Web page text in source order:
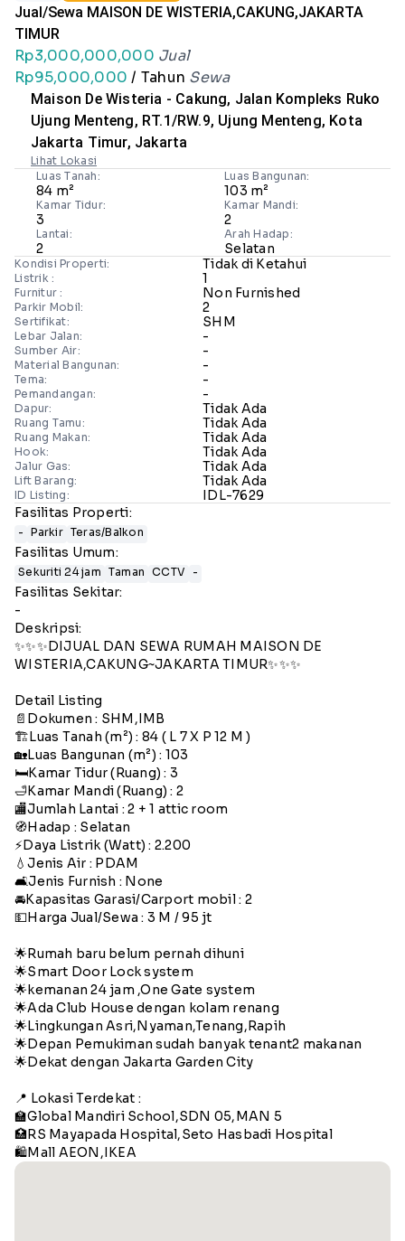
Jual/Sewa MAISON DE WISTERIA,CAKUNG,JAKARTA
TIMUR
Rp3,000,000,000 Jual
Rp95,000,000/ Tahun Sewa
Maison De Wisteria - Cakung, Jalan Kompleks Ruko
Ujung Menteng, RT.1/RW.9, Ujung Menteng, Kota
Jakarta Timur, Jakarta
Lihat Lokasi
Luas Tanah:
84 m²
Luas Bangunan:
103 m²
Kamar Tidur:
3
Kamar Mandi:
2
Lantai:
2
Arah Hadap:
Selatan
Kondisi Properti: Tidak di Ketahui
Listrik : 1
Furnitur : Non Furnished
Parkir Mobil: 2
Sertifikat: SHM
Lebar Jalan: -
Sumber Air: -
Material Bangunan: -
Tema: -
Pemandangan: -
Dapur: Tidak Ada
Ruang Tamu: Tidak Ada
Ruang Makan: Tidak Ada
Hook: Tidak Ada
Jalur Gas: Tidak Ada
Lift Barang: Tidak Ada
ID Listing:
IDL-7629
Fasilitas Properti:
- Parkir Teras/Balkon
Fasilitas Umum:
Sekuriti 24 jam Taman CCTV -
Fasilitas Sekitar:
-
Deskripsi:
✨✨✨DIJUAL DAN SEWA RUMAH MAISON DE
WISTERIA,CAKUNG~JAKARTA TIMUR✨✨✨
Detail Listing
📄Dokumen : SHM,IMB
🏗️Luas Tanah (m²) : 84 ( L 7 X P 12 M )
🏡Luas Bangunan (m²) : 103
🛏️Kamar Tidur (Ruang) : 3
🛁Kamar Mandi (Ruang) : 2
🏬Jumlah Lantai : 2 + 1 attic room
🧭Hadap : Selatan
⚡️Daya Listrik (Watt) : 2.200
💧Jenis Air : PDAM
🛋️Jenis Furnish : None
🚘Kapasitas Garasi/Carport mobil : 2
💵Harga Jual/Sewa : 3 M / 95 jt
🌟Rumah baru belum pernah dihuni
🌟Smart Door Lock system
🌟kemanan 24 jam ,One Gate system
🌟Ada Club House dengan kolam renang
🌟Lingkungan Asri,Nyaman,Tenang,Rapih
🌟Depan Pemukiman sudah banyak tenant2 makanan
🌟Dekat dengan Jakarta Garden City
📍 Lokasi Terdekat :
🏫Global Mandiri School,SDN 05,MAN 5
🏥RS Mayapada Hospital,Seto Hasbadi Hospital
🛍️Mall AEON,IKEA